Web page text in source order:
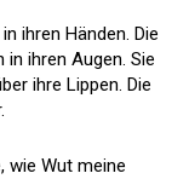
ihren Händen. Die
in ihren Augen. Sie
ihre Lippen. Die
wie Wut meine